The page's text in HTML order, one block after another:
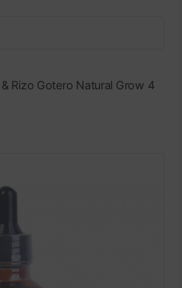
Rizo Gotero Natural Grow 4